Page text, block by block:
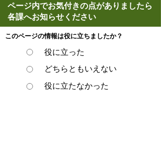
ページ内でお気付きの点がありましたら
各課へお知らせください
このページの情報は役に立ちましたか？
役に立った
どちらともいえない
役に立たなかった